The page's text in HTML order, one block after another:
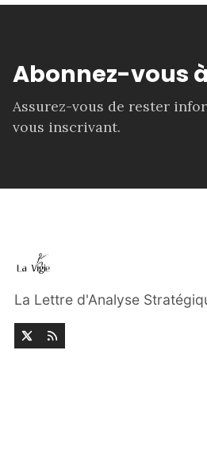
Abonnez-vous
Assurez-vous de rester
vous inscrivant.
La Lettre d'Analyse